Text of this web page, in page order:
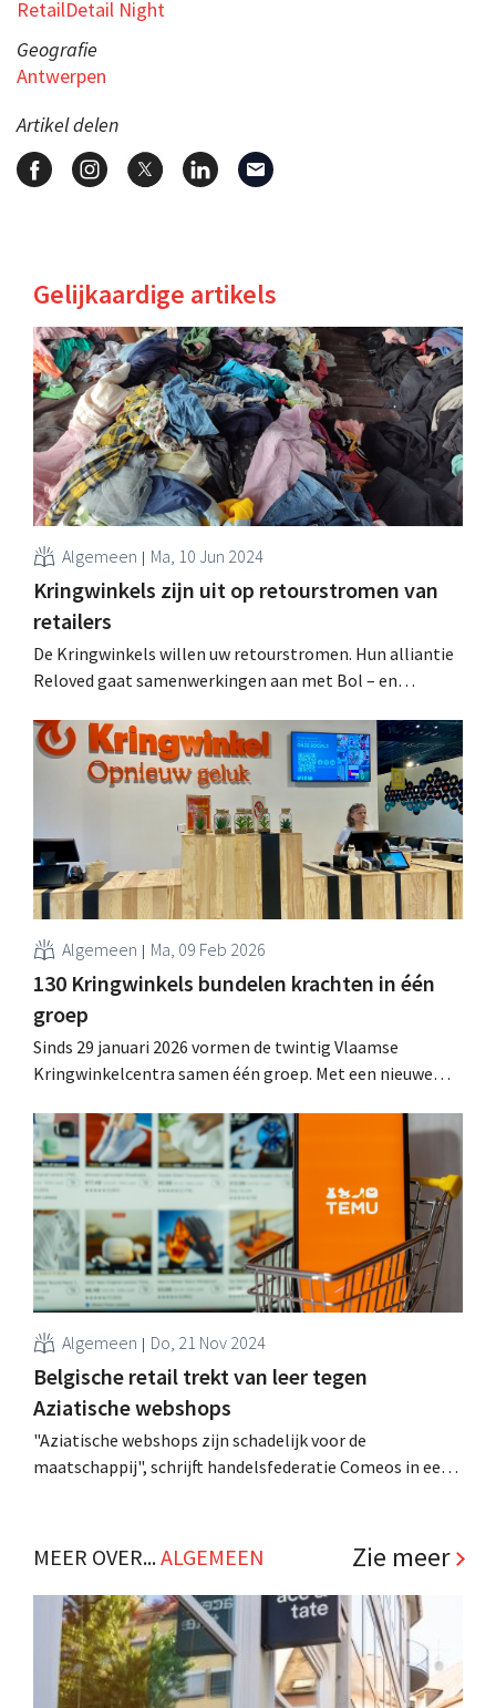
RetailDetail Night
Geografie
Antwerpen
Artikel delen
Gelijkaardige artikels
Algemeen Ma, 10 Jun 2024
Kringwinkels zijn uit op retourstromen van
retailers
De Kringwinkels willen uw retourstromen. Hun alliantie
Reloved gaat samenwerkingen aan met Bol – en
geretourneerde producten door te verkopen. .
Algemeen Ma, 09 Feb 2026
130 Kringwinkels bundelen krachten in één
groep
Sinds 29 januari 2026 vormen de twintig Vlaamse
Kringwinkelcentra samen één groep. Met een nieuwe
meer samenhang en slagkracht in een veranderende
retailsector. .
Algemeen Do, 21 Nov 2024
Belgische retail trekt van leer tegen
Aziatische webshops
"Aziatische webshops zijn schadelijk voor de
maatschappij", schrijft handelsfederatie Comeos in een
onderschrijft de boodschap. .
MEER OVER...ALGEMEEN Zie meer